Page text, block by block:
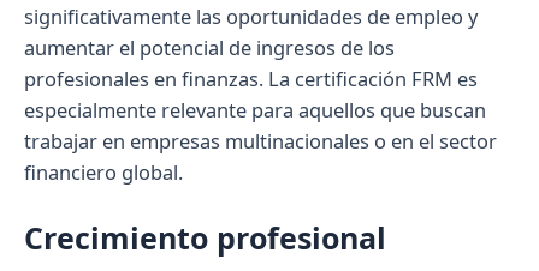
significativamente las oportunidades de empleo y
aumentar el potencial de ingresos de los
profesionales en finanzas. La certificación FRM es
especialmente relevante para aquellos que buscan
trabajar en empresas multinacionales o en el sector
financiero global.
Crecimiento profesional